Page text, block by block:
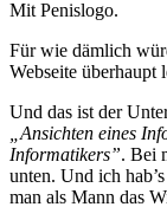
Mit Penislogo.
Für wie dämlich
Webseite überhaupt
Und das ist der
„Ansichten eines
Informatikers”. Bei
unten. Und ich
man als Mann das